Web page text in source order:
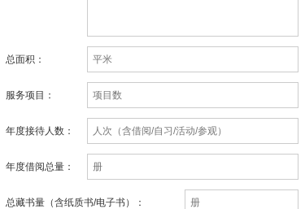
总面积：
服务项目：
年度接待人数：
年度借阅总量：
总藏书量（含纸质书/电子书）：